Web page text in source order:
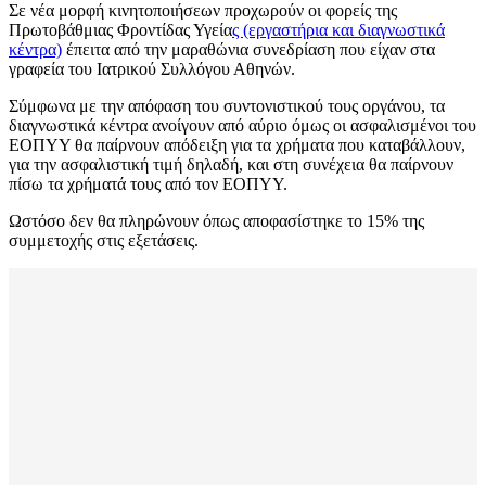
Σε νέα μορφή κινητοποιήσεων προχωρούν οι φορείς της
Πρωτοβάθμιας Φροντίδας Υγείας (εργαστήρια και διαγνωστικά
κέντρα) έπειτα από την μαραθώνια συνεδρίαση που είχαν στα
γραφεία του Ιατρικού Συλλόγου Αθηνών.
Σύμφωνα με την απόφαση του συντονιστικού τους οργάνου, τα
διαγνωστικά κέντρα ανοίγουν από αύριο όμως οι ασφαλισμένοι του
ΕΟΠΥΥ θα παίρνουν απόδειξη για τα χρήματα που καταβάλλουν,
για την ασφαλιστική τιμή δηλαδή, και στη συνέχεια θα παίρνουν
πίσω τα χρήματά τους από τον ΕΟΠΥΥ.
Ωστόσο δεν θα πληρώνουν όπως αποφασίστηκε το 15% της
συμμετοχής στις εξετάσεις.